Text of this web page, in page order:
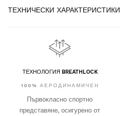
ТЕХНИЧЕСКИ ХАРАКТЕРИСТИКИ
ТЕХНОЛОГИЯ BREATHLOCK
100% АЕРОДИНАМИЧЕН
Първокласно спортно
представяне, осигурено от